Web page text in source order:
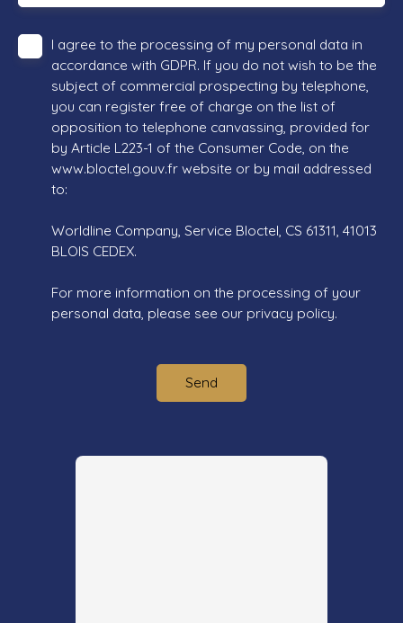
I agree to the processing of my personal data in
accordance with GDPR. If you do not wish to be the
subject of commercial prospecting by telephone,
you can register free of charge on the list of
opposition to telephone canvassing, provided for
by Article L223-1 of the Consumer Code, on the
www.bloctel.gouv.fr website or by mail addressed
to:
Worldline Company, Service Bloctel, CS 61311, 41013
BLOIS CEDEX.
For more information on the processing of your
personal data, please see our privacy policy.
Send